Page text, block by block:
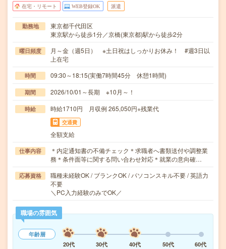
在宅・リモート WEB登録OK 派遣
勤務地
東京都千代田区
東京駅から徒歩1分／京橋(東京都)駅から徒歩2分
曜日頻度
月～金（週5日） ※土日祝はしっかりお休み！ #週3日以
上在宅
時間 09:30～18:15(実働7時間45分 休憩1時間)
期間 2026/10/01～長期 ※10月～！
時給 時給1710円 月収例 265,050円+残業代
交通費
全額支給
仕事内容
＊内定通知書の不備チェック＊求職者へ書類送付や調整業
務＊条件面等に関する問い合わせ対応＊就業の意向確…
応募資格
職種未経験OK / ブランクOK / パソコンスキル不要 / 英語力
不要
＼PC入力経験のみでOK／
職場の雰囲気
年齢層
20代
30代 40代 50代
60代